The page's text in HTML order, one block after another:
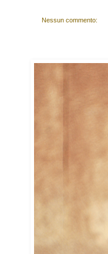
Nessun commento: